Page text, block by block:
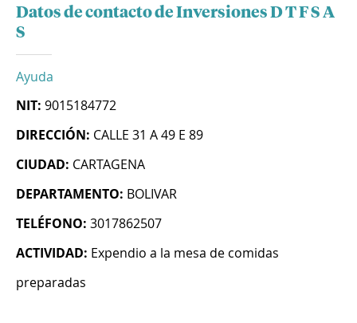
Datos de contacto de Inversiones D T F S A
S
Ayuda
NIT: 9015184772
DIRECCIÓN: CALLE 31 A 49 E 89
CIUDAD: CARTAGENA
DEPARTAMENTO: BOLIVAR
TELÉFONO: 3017862507
ACTIVIDAD: Expendio a la mesa de comidas
preparadas